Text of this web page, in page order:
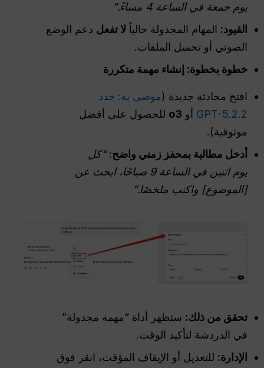
يوم جمعة في الساعة 4 مساءً.”
القيود: المهام المجدولة حالياً لا تفعل دعم الوضع
الصوتي أو تحميل الملفات.
خطوة بخطوة: إنشاء مهمة متكررة
افتح محادثة جديدة (موصى به: حدد
GPT-5.2.2 أو o3 للحصول على أفضل
موثوقية).
أدخل مطالبة بمحفز زمني واضح:“كل
يوم اثنين في الساعة 9 صباحًا، ابحث عن
[الموضوع] واكتب ملخصًا.”
تحقق من ذلك: ستظهر أداة “مهمة مجدولة”
في الدردشة لتأكيد الوقت.
الإدارة: للتعديل أو الإيقاف المؤقت، انقر فوق